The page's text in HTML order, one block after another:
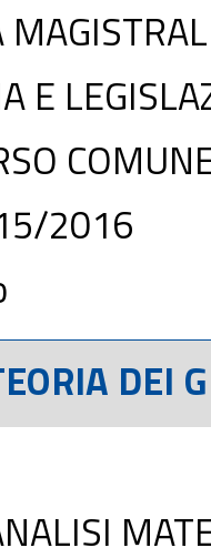
E
2016
DEI